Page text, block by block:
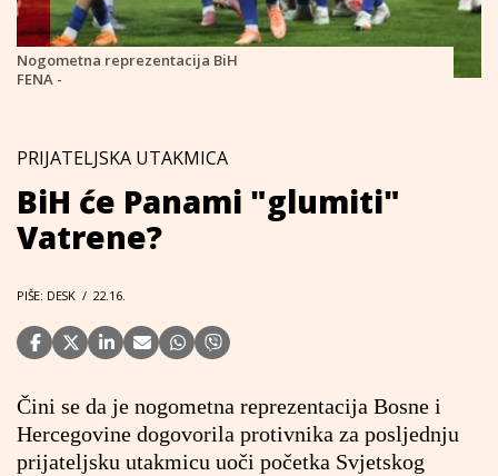
Nogometna reprezentacija BiH
FENA -
PRIJATELJSKA UTAKMICA
BiH će Panami "glumiti"
Vatrene?
PIŠE: DESK / 22.16.
Čini se da je nogometna reprezentacija Bosne i
Hercegovine dogovorila protivnika za posljednju
prijateljsku utakmicu uoči početka Svjetskog